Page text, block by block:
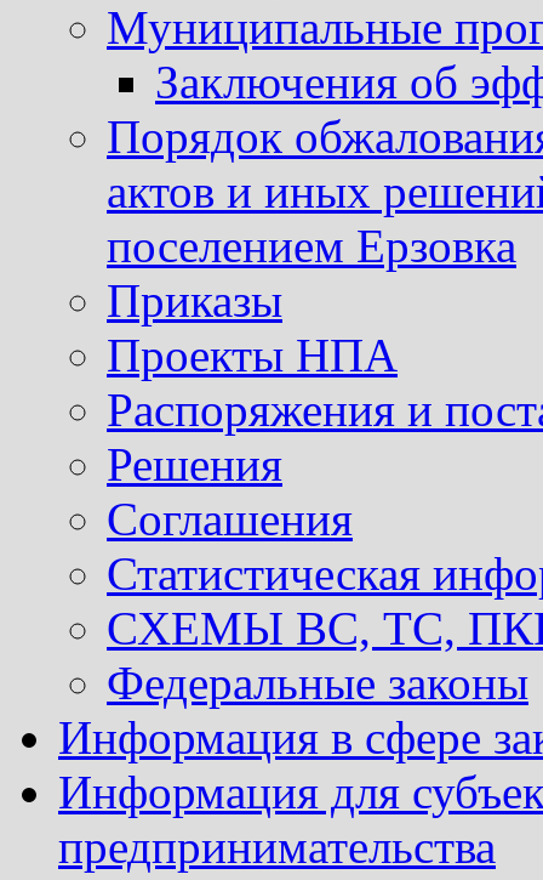
Муниципальные
Заключения об
Порядок
актов и иных
поселением Ерзовка
Приказы
Проекты НПА
Распоряжения и
Решения
Соглашения
Статистическая
СХЕМЫ ВС, ТС, ПКР
Федеральные законы
Информация в сфере
Информация для
предпринимательства